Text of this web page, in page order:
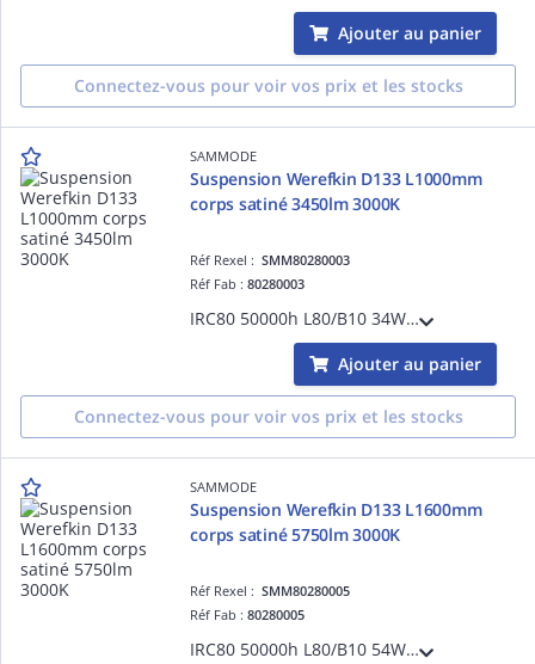
Ajouter au panier
Connectez-vous pour voir vos prix et les stocks
SAMMODE
Suspension Werefkin D133 L1000mm
corps satiné 3450lm 3000K
Réf Rexel :SMM80280003
Réf Fab :80280003
IRC80 50000h L80/B10 34W driver ON/OFF Classe II 220-240V 0/50/60Hz Ta 35°C IP66/IP68/IP69K IK10 garantie 5 ans 650 °C bandeaux à grenouillère inox 304L 1 presse-étoupe laiton nickelé D5-14mm
Ajouter au panier
Connectez-vous pour voir vos prix et les stocks
SAMMODE
Suspension Werefkin D133 L1600mm
corps satiné 5750lm 3000K
Réf Rexel :SMM80280005
Réf Fab :80280005
IRC80 50000h L80/B10 54W driver ON/OFF Classe II 220-240V 0/50/60Hz Ta 35°C IP66/IP68/IP69K IK10 garantie 5 ans 650 °C bandeaux à grenouillère inox 304L 1 presse-étoupe laiton nickelé D5-14mm